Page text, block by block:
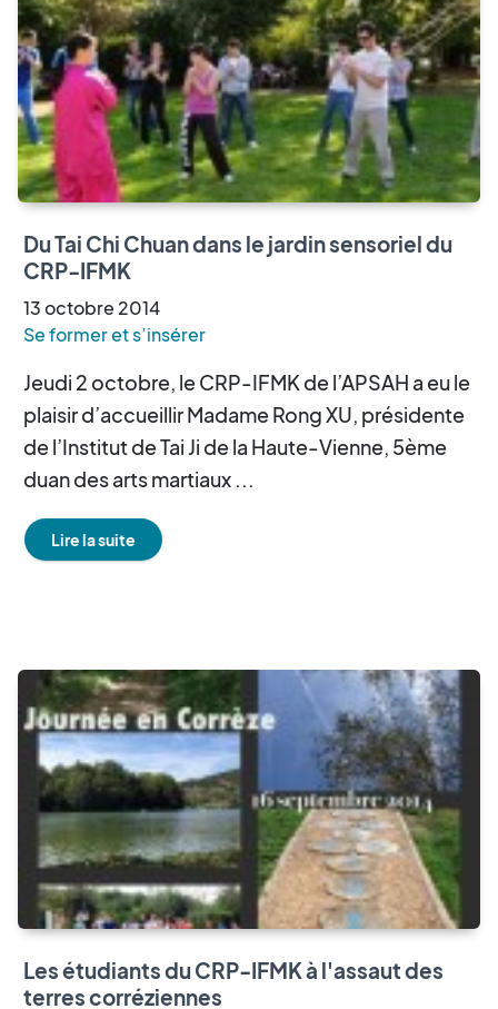
Du Tai Chi Chuan dans le jardin sensoriel du
CRP-IFMK
13octobre2014
Se former et s’insérer
Jeudi 2 octobre, le CRP-IFMK de l’APSAH a eu le
plaisir d’accueillir Madame Rong XU, présidente
de l’Institut de Tai Ji de la Haute-Vienne, 5ème
duan des arts martiaux ...
Lire la suite
Les étudiants du CRP-IFMK à l'assaut des
terres corréziennes